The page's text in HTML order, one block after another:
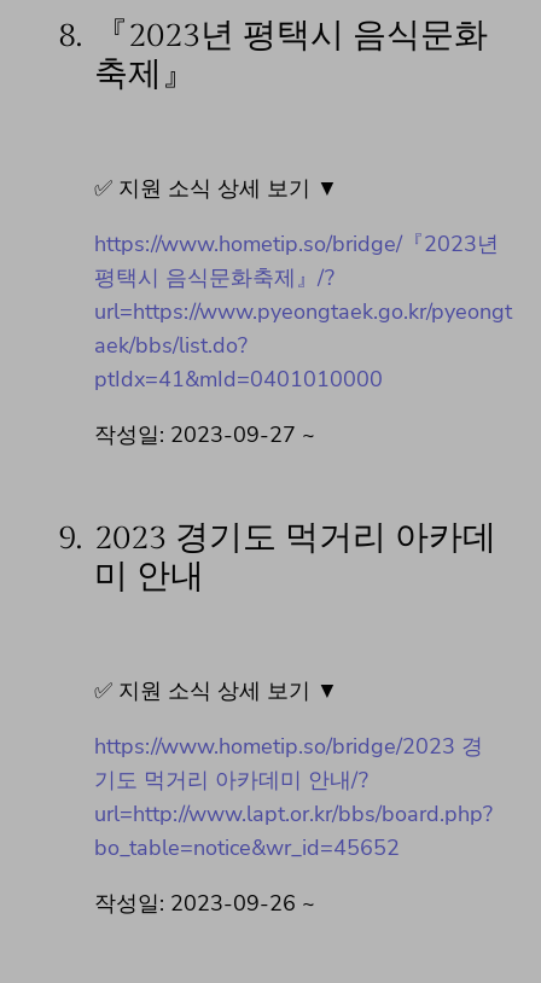
8.
『2023년 평택시 음식문화
축제』
✅ 지원 소식 상세 보기 ▼
https://www.hometip.so/bridge/『2023년
평택시 음식문화축제』/?
url=https://www.pyeongtaek.go.kr/pyeongt
aek/bbs/list.do?
ptIdx=41&mId=0401010000
작성일: 2023-09-27 ~
9. 2023 경기도 먹거리 아카데
미 안내
✅ 지원 소식 상세 보기 ▼
https://www.hometip.so/bridge/2023 경
기도 먹거리 아카데미 안내/?
url=http://www.lapt.or.kr/bbs/board.php?
bo_table=notice&wr_id=45652
작성일: 2023-09-26 ~